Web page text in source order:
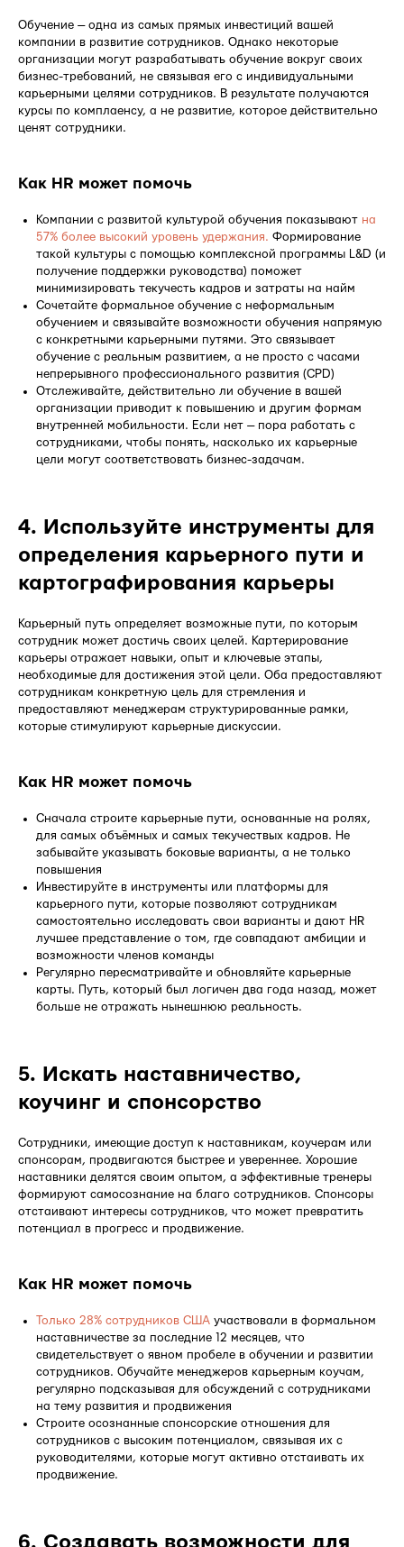
Обучение — одна из самых прямых инвестиций вашей
компании в развитие сотрудников. Однако некоторые
организации могут разрабатывать обучение вокруг своих
бизнес-требований, не связывая его с индивидуальными
карьерными целями сотрудников. В результате получаются
курсы по комплаенсу, а не развитие, которое действительно
ценят сотрудники.
Как HR может помочь
Компании с развитой культурой обучения показывают на
57% более высокий уровень удержания. Формирование
такой культуры с помощью комплексной программы L&D (и
получение поддержки руководства) поможет
минимизировать текучесть кадров и затраты на найм
Сочетайте формальное обучение с неформальным
обучением и связывайте возможности обучения напрямую
с конкретными карьерными путями. Это связывает
обучение с реальным развитием, а не просто с часами
непрерывного профессионального развития (CPD)
Отслеживайте, действительно ли обучение в вашей
организации приводит к повышению и другим формам
внутренней мобильности. Если нет — пора работать с
сотрудниками, чтобы понять, насколько их карьерные
цели могут соответствовать бизнес-задачам.
4. Используйте инструменты для
определения карьерного пути и
картографирования карьеры
Карьерный путь определяет возможные пути, по которым
сотрудник может достичь своих целей. Картерирование
карьеры отражает навыки, опыт и ключевые этапы,
необходимые для достижения этой цели. Оба предоставляют
сотрудникам конкретную цель для стремления и
предоставляют менеджерам структурированные рамки,
которые стимулируют карьерные дискуссии.
Как HR может помочь
Сначала строите карьерные пути, основанные на ролях,
для самых объёмных и самых текучествых кадров. Не
забывайте указывать боковые варианты, а не только
повышения
Инвестируйте в инструменты или платформы для
карьерного пути, которые позволяют сотрудникам
самостоятельно исследовать свои варианты и дают HR
лучшее представление о том, где совпадают амбиции и
возможности членов команды
Регулярно пересматривайте и обновляйте карьерные
карты. Путь, который был логичен два года назад, может
больше не отражать нынешнюю реальность.
5. Искать наставничество,
коучинг и спонсорство
Сотрудники, имеющие доступ к наставникам, коучерам или
спонсорам, продвигаются быстрее и увереннее. Хорошие
наставники делятся своим опытом, а эффективные тренеры
формируют самосознание на благо сотрудников. Спонсоры
отстаивают интересы сотрудников, что может превратить
потенциал в прогресс и продвижение.
Как HR может помочь
Только 28% сотрудников США участвовали в формальном
наставничестве за последние 12 месяцев, что
свидетельствует о явном пробеле в обучении и развитии
сотрудников. Обучайте менеджеров карьерным коучам,
регулярно подсказывая для обсуждений с сотрудниками
на тему развития и продвижения
Строите осознанные спонсорские отношения для
сотрудников с высоким потенциалом, связывая их с
руководителями, которые могут активно отстаивать их
продвижение.
6. Создавать возможности для